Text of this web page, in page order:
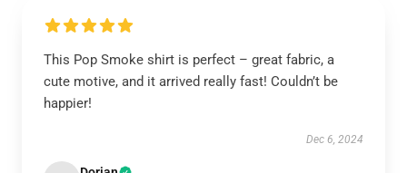
This Pop Smoke shirt is perfect – great fabric, a
cute motive, and it arrived really fast! Couldn’t be
happier!
Dec 6, 2024